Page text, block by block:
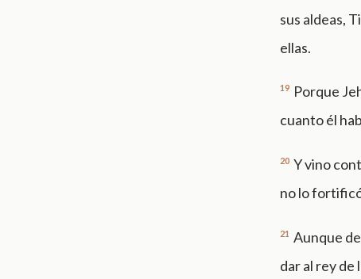
sus aldeas,
ellas.
19 Porque
cuanto él
20 Y vino
no lo
21 Aunque
dar al rey de